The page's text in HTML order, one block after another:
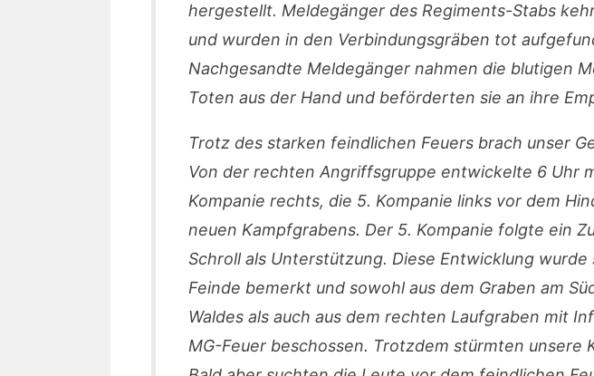
hergestellt. Meldegänger des Regiments-Stabs
und wurden in den Verbindungsgräben tot
Nachgesandte Meldegänger nahmen die blutigen
Toten aus der Hand und beförderten sie an ihre
Trotz des starken feindlichen Feuers brach unser
Von der rechten Angriffsgruppe entwickelte 6 Uhr
Kompanie rechts, die 5. Kompanie links vor dem
neuen Kampfgrabens. Der 5. Kompanie folgte ein
Schroll als Unterstützung. Diese Entwicklung
Feinde bemerkt und sowohl aus dem Graben am
Waldes als auch aus dem rechten Laufgraben mit
MG-Feuer beschossen. Trotzdem stürmten unsere